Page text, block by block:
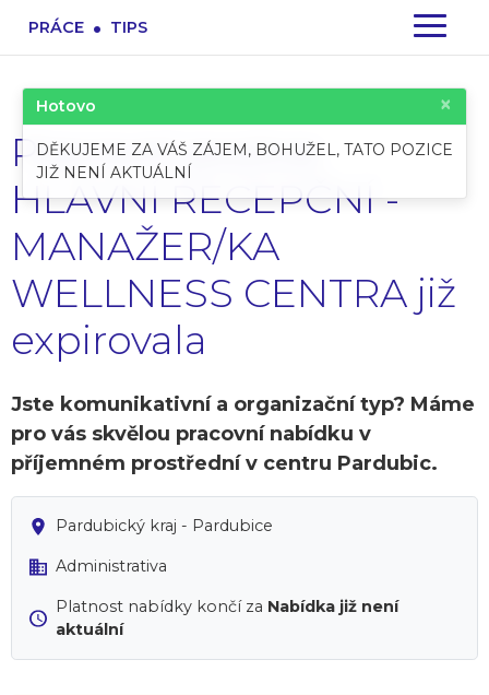
PRÁCE . TIPS
Pracovní pozice:
HLAVNÍ RECEPČNÍ -
MANAŽER/KA
WELLNESS CENTRA již
expirovala
Jste komunikativní a organizační typ? Máme
pro vás skvělou pracovní nabídku v
příjemném prostřední v centru Pardubic.
Pardubický kraj - Pardubice
Administrativa
Platnost nabídky končí za Nabídka již není
aktuální
Hotovo ×
DĚKUJEME ZA VÁŠ ZÁJEM, BOHUŽEL, TATO POZICE
JIŽ NENÍ AKTUÁLNÍ